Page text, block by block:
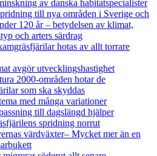
av danska habitatspecialister
till nya områden i Sverige och
120 år– betydelsen av klimat,
och arters särdrag
hotas av allt torrare
avgör utvecklingshastighet
2000-områden hotar de
som ska skyddas
med många variationer
till dagslängd hjälper
spridning norrut
värdväxter– Mycket mer än en